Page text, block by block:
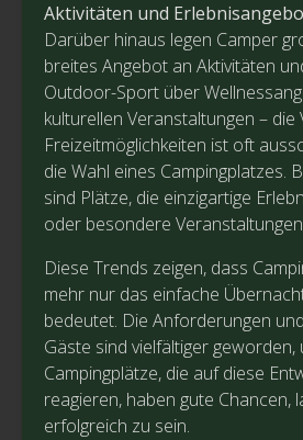
Aktivitäten und
Darüber hinaus legen Camper
breites Angebot an Aktivitäten
Outdoor-Sport über
kulturellen Veranstaltungen – die
Freizeitmöglichkeiten ist oft
die Wahl eines Campingplatzes.
sind Plätze, die einzigartige
oder besondere
Diese Trends zeigen, dass
mehr nur das einfache
bedeutet. Die Anforderungen
Gäste sind vielfältiger geworden,
Campingplätze, die auf diese
reagieren, haben gute Chancen,
erfolgreich zu sein.